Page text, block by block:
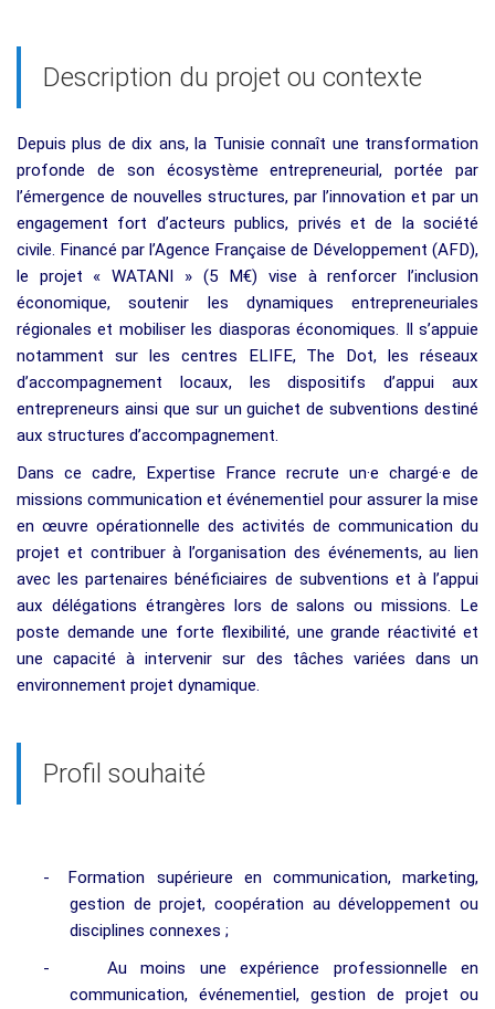
Description du projet ou contexte
Depuis plus de dix ans, la Tunisie connaît une transformation
profonde de son écosystème entrepreneurial, portée par
l’émergence de nouvelles structures, par l’innovation et par un
engagement fort d’acteurs publics, privés et de la société
civile. Financé par l’Agence Française de Développement (AFD),
le projet « WATANI » (5 M€) vise à renforcer l’inclusion
économique, soutenir les dynamiques entrepreneuriales
régionales et mobiliser les diasporas économiques. Il s’appuie
notamment sur les centres ELIFE, The Dot, les réseaux
d’accompagnement locaux, les dispositifs d’appui aux
entrepreneurs ainsi que sur un guichet de subventions destiné
aux structures d’accompagnement.
Dans ce cadre, Expertise France recrute un·e chargé·e de
missions communication et événementiel pour assurer la mise
en œuvre opérationnelle des activités de communication du
projet et contribuer à l’organisation des événements, au lien
avec les partenaires bénéficiaires de subventions et à l’appui
aux délégations étrangères lors de salons ou missions. Le
poste demande une forte flexibilité, une grande réactivité et
une capacité à intervenir sur des tâches variées dans un
environnement projet dynamique.
Profil souhaité
-
Formation supérieure en communication, marketing,
gestion de projet, coopération au développement ou
disciplines connexes ;
-
Au moins une expérience professionnelle en
communication, événementiel, gestion de projet ou